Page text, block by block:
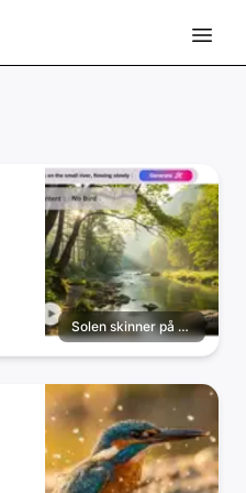
Solen skinner på den lille elven, som renner sakte...